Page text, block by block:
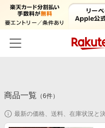
カテゴリー一覧
百貨店・総合ECモール
イベント一覧
商品一覧 （6件）
最新の価格、送料、在庫状況と